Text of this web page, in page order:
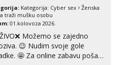
min
poziv!
677 - Kod: #142
mob:1,12€ min
Kategorija: Cyber sex
Ženska
traži mušku osobu
01.kolovoza 2026.
zajedno
😉 Nudim svoje gole
🤩 Za online zabavu pošalji